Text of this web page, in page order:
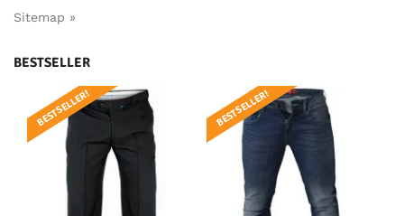
Sitemap »
BESTSELLER
BESTSELLER! BESTSELLER!